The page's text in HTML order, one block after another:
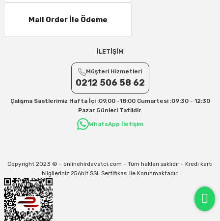
Mail Order İle Ödeme
İLETİŞİM
Müşteri Hizmetleri
0212 506 58 62
Çalışma Saatlerimiz Hafta İçi :09,00 -18:00 Cumartesi :09:30 - 12:30
Pazar Günleri Tatildir.
WhatsApp İletişim
Copyright 2023 © - onlinehirdavatci.com - Tüm hakları saklıdır - Kredi kartı
bilgileriniz 256bit SSL Sertifikası ile Korunmaktadır.